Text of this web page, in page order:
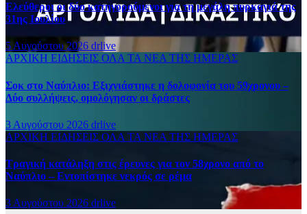
Ελεύθεροι οι δύο κατηγορούμενοι για τη μεγάλη πυρκαγιά της
31ης Ιουλίου
5 Αυγούστου 2026 drlive
ΑΡΧΙΚΗ ΕΙΔΗΣΕΙΣ ΟΛΑ ΤΑ ΝΕΑ ΤΗΣ ΗΜΕΡΑΣ
Σοκ στο Ναύπλιο: Εξιχνιάστηκε η δολοφονία του 59χρονου –
Δύο συλλήψεις, ομολόγησαν οι δράστες
3 Αυγούστου 2026 drlive
ΑΡΧΙΚΗ ΕΙΔΗΣΕΙΣ ΟΛΑ ΤΑ ΝΕΑ ΤΗΣ ΗΜΕΡΑΣ
Τραγική κατάληξη στις έρευνες για τον 58χρονο από το
Ναύπλιο – Εντοπίστηκε νεκρός σε ρέμα
3 Αυγούστου 2026 drlive